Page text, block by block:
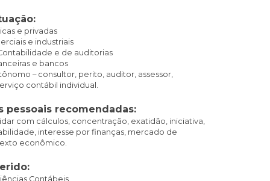
e privadas
e industriais
e de auditorias
e bancos
– consultor, perito, auditor, assessor,
contábil individual.
pessoais recomendadas:
com cálculos, concentração, exatidão, iniciativa,
interesse por finanças, mercado de
econômico.
Contábeis